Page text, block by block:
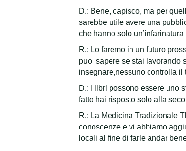
D.: Bene, capisco, ma per
sarebbe utile avere una
che hanno solo
R.: Lo faremo in un futuro
puoi sapere se stai lavorando
insegnare,nessuno controlla
D.: I libri possono essere uno
fatto hai risposto solo alla
R.: La Medicina Tradizionale
conoscenze e vi abbiamo
locali al fine di farle andar